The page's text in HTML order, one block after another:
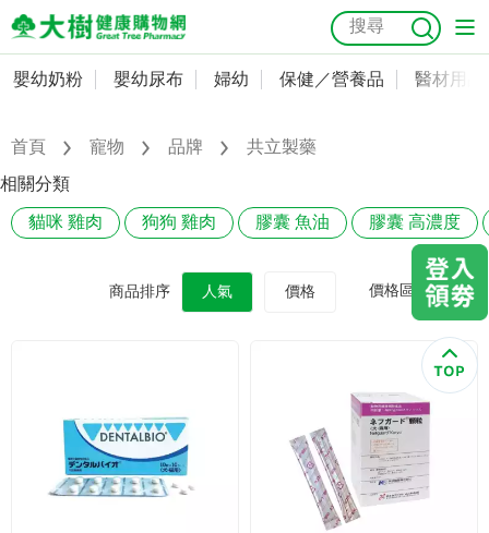
嬰幼奶粉
嬰幼尿布
婦幼
美容／個人清潔
食品／健康食補
抗菌 尿布 大樹獨家 益生菌 魚油
奶瓶奶嘴
會員資料及密碼修改
常用收件人清單
訂單查詢
優惠券領取
優惠券查詢
嬰幼奶粉 嬰幼尿布 婦幼 保健／營養品 醫材用品
首頁 寵物 品牌
共立製藥
相關分類
貓咪 雞肉 狗狗 雞肉 膠囊 魚油 膠囊 高濃度
商品排序 人氣 價格 價格區間